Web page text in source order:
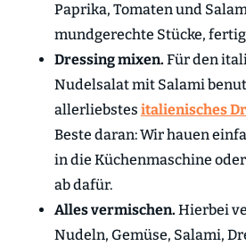
Paprika, Tomaten und
mundgerechte Stücke,
Dressing mixen. Für den
Nudelsalat mit Salami
allerliebstes italienisches
Beste daran: Wir hauen
in die Küchenmaschine
ab dafür.
Alles vermischen. Hierbei
Nudeln, Gemüse, Salami,